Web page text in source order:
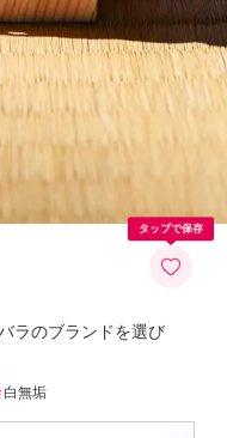
タップで保存
ラのブランドを選び
白無垢